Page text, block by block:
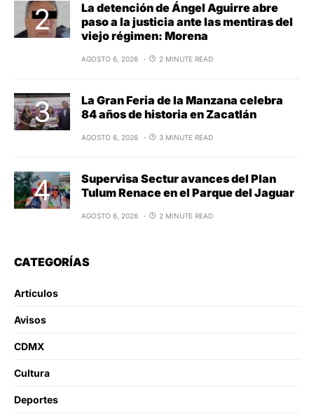
La detención de Ángel Aguirre abre
paso a la justicia ante las mentiras del
viejo régimen: Morena
AGOSTO 6, 2026 2 MINUTE READ
La Gran Feria de la Manzana celebra
84 años de historia en Zacatlán
AGOSTO 6, 2026 3 MINUTE READ
Supervisa Sectur avances del Plan
Tulum Renace en el Parque del Jaguar
AGOSTO 6, 2026 2 MINUTE READ
CATEGORÍAS
Artículos
Avisos
CDMX
Cultura
Deportes